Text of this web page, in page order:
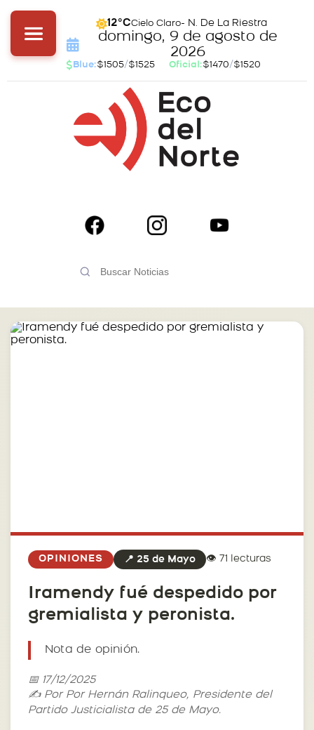
12°CCielo Claro- N. De La Riestra
domingo, 9 de agosto de
2026
Blue:$1505/$1525 Oficial:$1470/$1520
OPINIONES 📍 25 de Mayo 👁️ 71 lecturas
Iramendy fué despedido por
gremialista y peronista.
Nota de opinión.
📅 17/12/2025
✍️ Por Por Hernán Ralinqueo, Presidente del
Partido Justicialista de 25 de Mayo.